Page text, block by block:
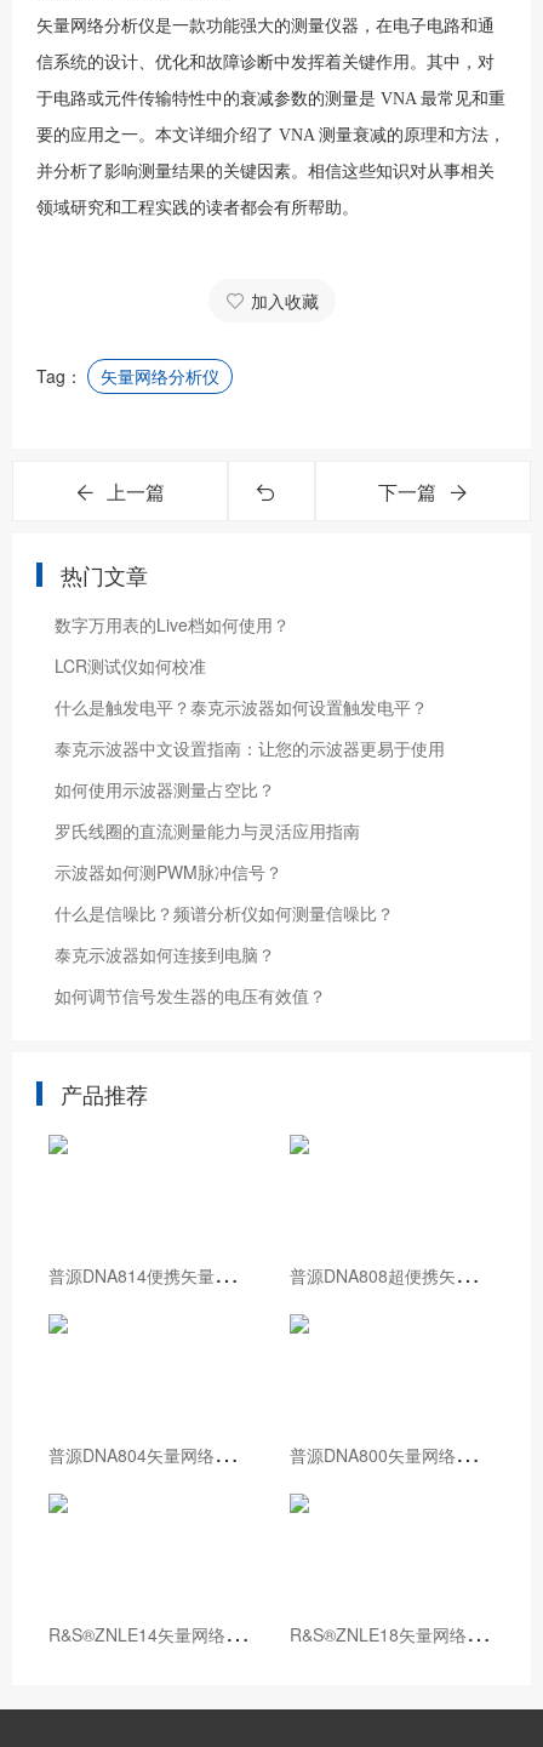
矢量网络分析仪是一款功能强大的测量仪器，在电子电路和通
信系统的设计、优化和故障诊断中发挥着关键作用。其中，对
于电路或元件传输特性中的衰减参数的测量是 VNA 最常见和重
要的应用之一。本文详细介绍了 VNA 测量衰减的原理和方法，
并分析了影响测量结果的关键因素。相信这些知识对从事相关
领域研究和工程实践的读者都会有所帮助。
加入收藏
Tag： 矢量网络分析仪
上一篇 下一篇
热门文章
数字万用表的Live档如何使用？
LCR测试仪如何校准
什么是触发电平？泰克示波器如何设置触发电平？
泰克示波器中文设置指南：让您的示波器更易于使用
如何使用示波器测量占空比？
罗氏线圈的直流测量能力与灵活应用指南
示波器如何测PWM脉冲信号？
什么是信噪比？频谱分析仪如何测量信噪比？
泰克示波器如何连接到电脑？
如何调节信号发生器的电压有效值？
产品推荐
普
源DNA814便携矢量网络分析仪 普
源DNA808超便携矢量网络分析仪
普
源DNA804矢量网络分析仪 普
源DNA800矢量网络分析仪
R
&S®ZNLE14矢量网络分析仪 R
&S®ZNLE18矢量网络分析仪